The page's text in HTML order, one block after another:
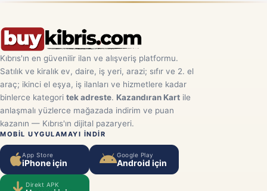
Kıbrıs'ın en güvenilir ilan ve alışveriş platformu.
Satılık ve kiralık ev, daire, iş yeri, arazi; sıfır ve 2. el
araç; ikinci el eşya, iş ilanları ve hizmetlere kadar
binlerce kategori tek adreste. Kazandıran Kart ile
anlaşmalı yüzlerce mağazada indirim ve puan
kazanın — Kıbrıs'ın dijital pazaryeri.
MOBIL UYGULAMAYI INDIR
App Store
iPhone için
Google Play
Android için
Direkt APK